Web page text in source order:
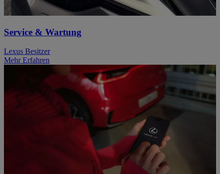
Service & Wartung
Lexus Besitzer
Mehr Erfahren